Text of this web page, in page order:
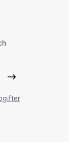
Skicka